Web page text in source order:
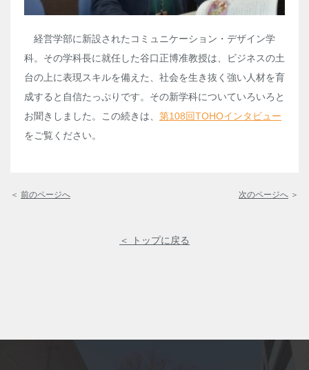
経営学部に新設されたコミュニケーション・デザイン学
科。その学科長に就任した谷口正博准教授は、ビジネスの土
台の上に表現スキルを備えた、社会を生き抜く強い人材を育
成すると自信たっぷりです。その新学科についていろいろと
お聞きしました。この続きは、 第108回TOHOインタビュー
をご覧ください。
＜ 前のページへ 次のページへ ＞
＜ トップに戻る